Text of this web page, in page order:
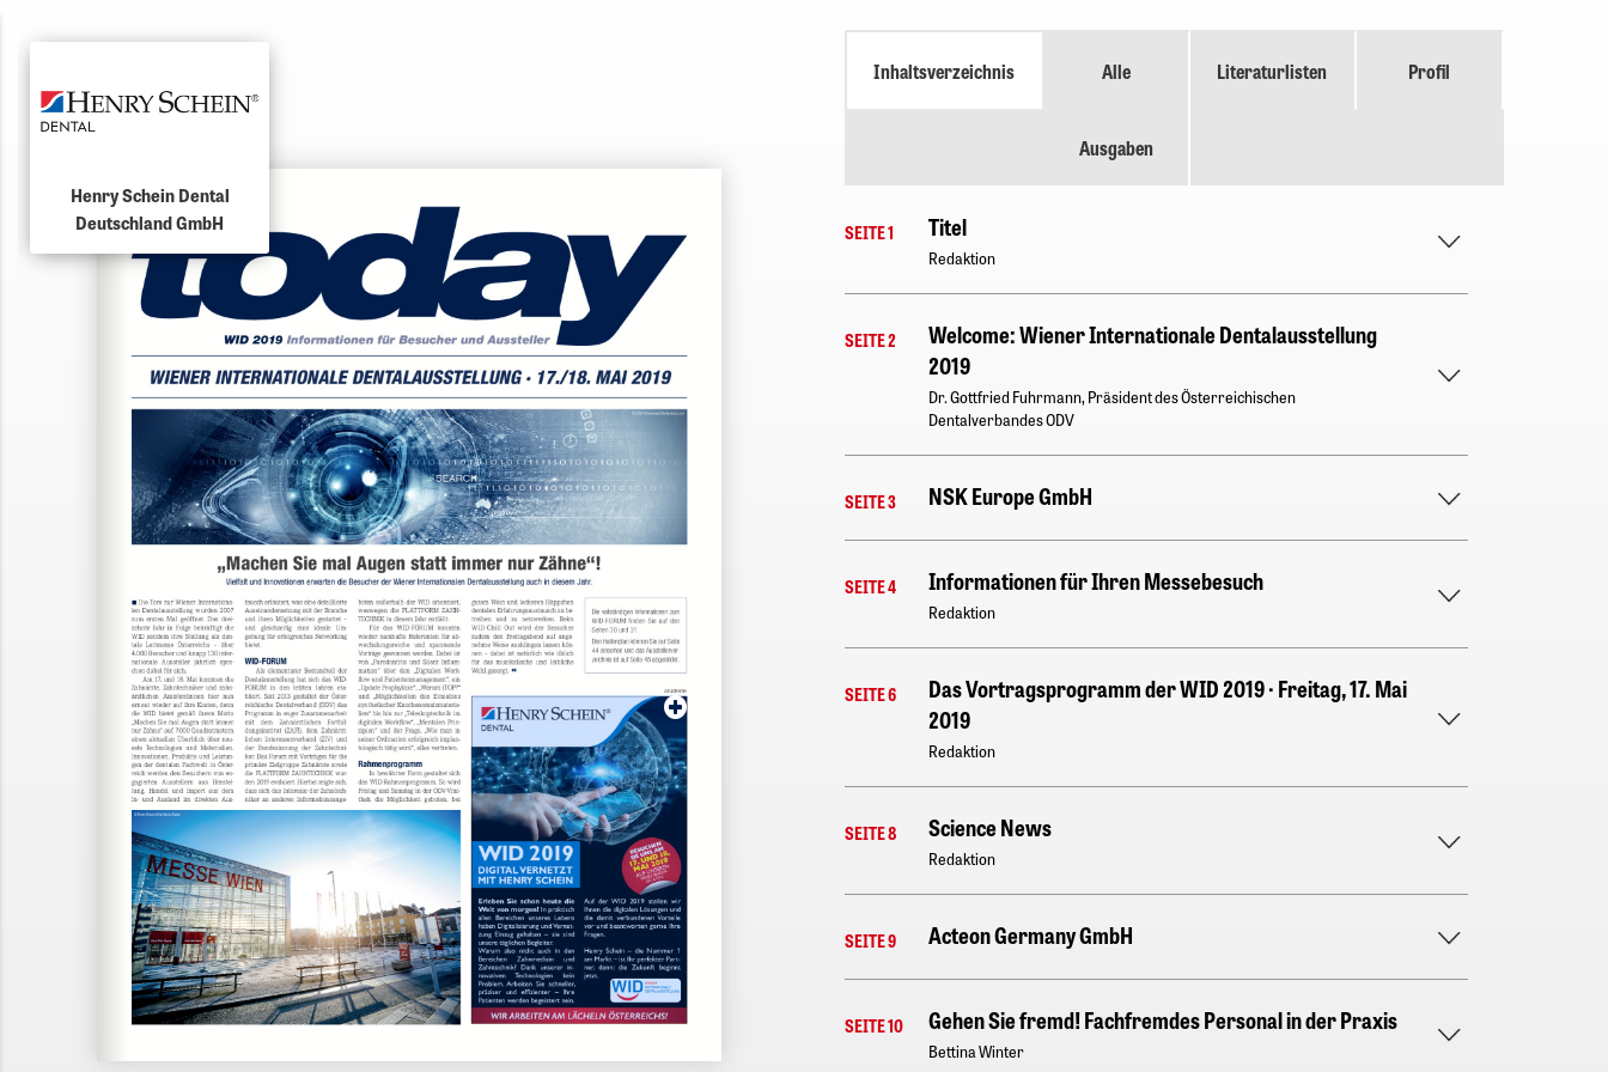
Inhaltsverzeichnis Alle
Ausgaben
Literaturlisten Profil
SEITE 1 Titel
Redaktion
SEITE 2
Welcome: Wiener Internationale Dentalausstellung
2019
Dr. Gottfried Fuhrmann, Präsident des Österreichischen
Dentalverbandes ODV
SEITE 3 NSK Europe GmbH
SEITE 4 Informationen für Ihren Messebesuch
Redaktion
SEITE 6
Das Vortragsprogramm der WID 2019 · Freitag, 17. Mai
2019
Redaktion
SEITE 8 Science News
Redaktion
SEITE 9 Acteon Germany GmbH
SEITE 10 Gehen Sie fremd! Fachfremdes Personal in der Praxis
Bettina Winter
Henry Schein Dental
Deutschland GmbH